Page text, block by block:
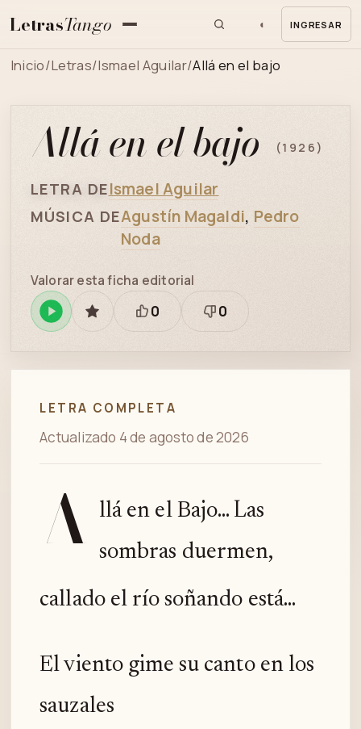
LetrasTango ◐ INGRESAR
Inicio/Letras/Ismael Aguilar/Allá en el bajo
Allá en el bajo (1926)
LETRA DEIsmael Aguilar
MÚSICA DEAgustín Magaldi, Pedro
Noda
ReproducirGUARDAR
Valorar esta ficha editorial
Está
0
Necesita
0
LETRA COMPLETA
Actualizado 4 de agosto de 2026
A
llá en el Bajo... Las
sombras duermen,
callado el río soñando está...
El viento gime su canto en los
sauzales